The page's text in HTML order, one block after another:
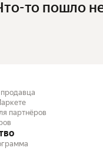
то пошло
партнёров